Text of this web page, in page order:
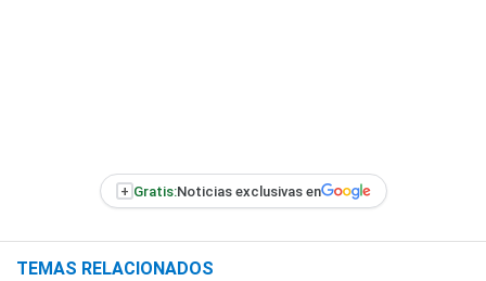
+ Gratis:Noticias exclusivas en
TEMAS RELACIONADOS